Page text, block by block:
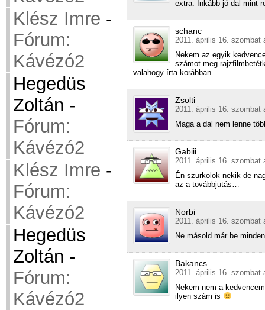
Klész Imre -
Fórum:
Kávézó2
Hegedüs
Zoltán -
Fórum:
Kávézó2
Klész Imre -
Fórum:
Kávézó2
Hegedüs
Zoltán -
Fórum:
Kávézó2
extra. Inkább jó dal mint
schanc
2011. április 16. szombat
Nekem az egyik
számot meg
valahogy írta korábban.
Zsolti
2011. április 16. szombat
Maga a dal nem lenne
Gabiii
2011. április 16. szombat
Én szurkolok nekik de
az a továbbjutás…
Norbi
2011. április 16. szombat
Ne másold már be
Bakancs
2011. április 16. szombat
Nekem nem a
ilyen szám is